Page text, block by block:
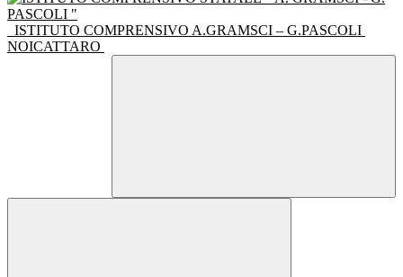
ISTITUTO COMPRENSIVO A.GRAMSCI – G.PASCOLI
NOICATTARO